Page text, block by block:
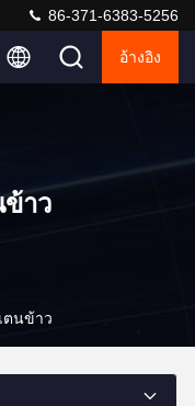
86-371-6383-5256
อ้างอิง
าว
ตนข้าว